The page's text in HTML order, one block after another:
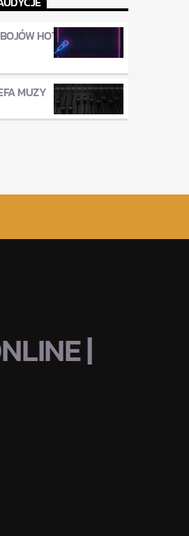
HOT
MUZY
|